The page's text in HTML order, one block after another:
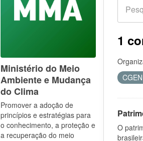
1
CGEN
O
Ministério do Meio
Ambiente e Mudança
do Clima
Promover a adoção de
princípios e estratégias para
o conhecimento, a proteção e
a recuperação do meio